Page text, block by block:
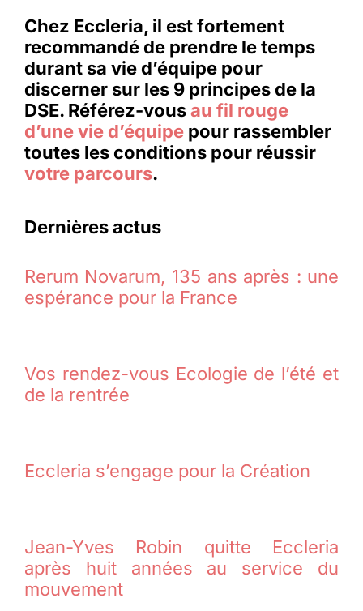
Chez Eccleria, il est fortement
recommandé de prendre le temps
durant sa vie d’équipe pour
discerner sur les 9 principes de la
DSE. Référez-vousau fil rouge
d’une vie d’équipepour rassembler
toutes les conditions pour réussir
votre parcours.
Dernières actus
Rerum Novarum, 135 ans après : une
espérance pour la France
Vos rendez-vous Ecologie de l’été et
de la rentrée
Eccleria s’engage pour la Création
Jean-Yves Robin quitte Eccleria
après huit années au service du
mouvement